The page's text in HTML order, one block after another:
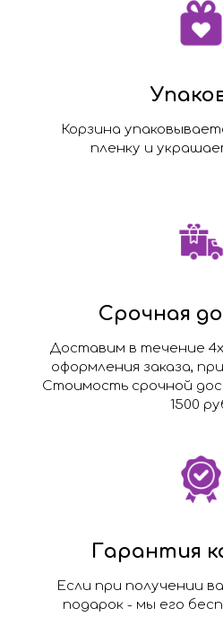
Корзина
пленку и
Срочная
Доставим в течение
оформления заказа,
Стоимость срочной
1500
Гарантия
Если при получении
подарок - мы его